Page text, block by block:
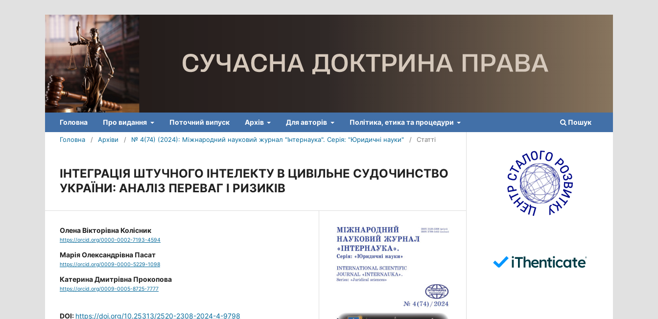
Головна Про видання Поточний випуск Архів Для авторів Політика, етика та процедури Пошук
Головна / Архіви / № 4(74) (2024): Міжнародний науковий журнал "Інтернаука". Серія: "Юридичні науки" / Статті
ІНТЕГРАЦІЯ ШТУЧНОГО ІНТЕЛЕКТУ В ЦИВІЛЬНЕ СУДОЧИНСТВО
УКРАЇНИ: АНАЛІЗ ПЕРЕВАГ І РИЗИКІВ
Олена Вікторівна Колісник
https://orcid.org/0000-0002-7193-4594
Марія Олександрівна Пасат
https://orcid.org/0009-0000-5229-1098
Катерина Дмитрівна Прокопова
https://orcid.org/0009-0005-8725-7777
DOI: https://doi.org/10.25313/2520-2308-2024-4-9798